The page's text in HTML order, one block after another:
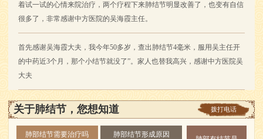
着试一试的心情来院治疗，两个疗程下来肺结节明显改善了，也变有自信
很多了，非常感谢中方医院的吴海霞主任。
首先感谢吴海霞大夫，我今年50多岁，查出肺结节4毫米，服用吴主任开
的中药近3个月，那个小结节就没了”。家人也替我高兴，感谢中方医院吴
大夫
拨打电话
关于肺结节，您想知道
肺部结节需要治疗吗 肺部结节形成原因